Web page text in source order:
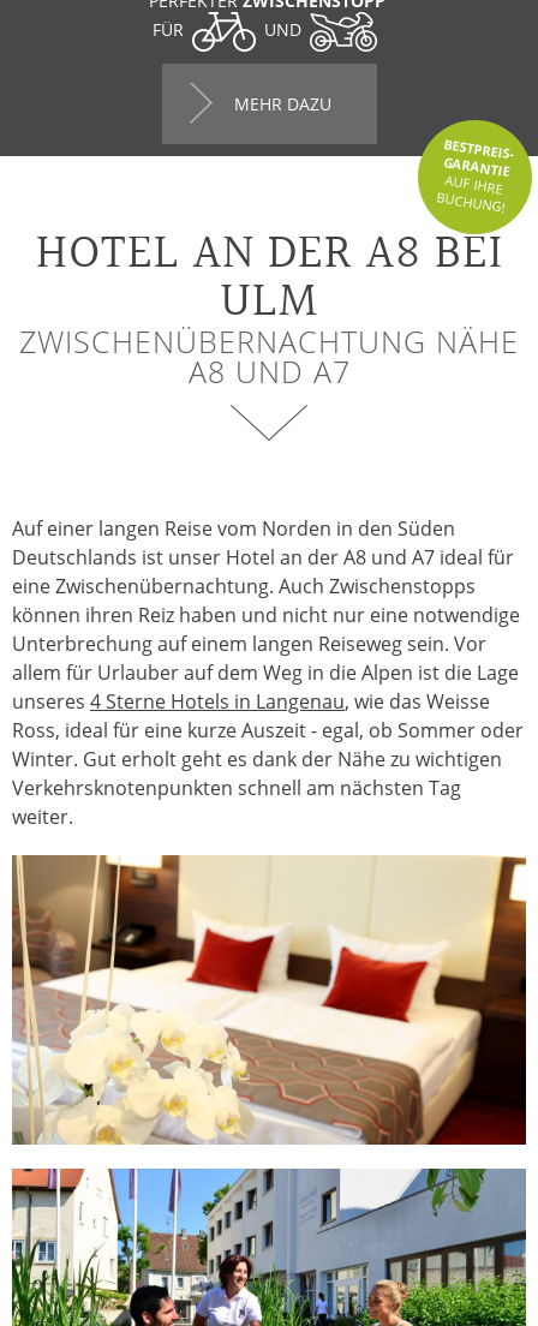
FÜR
UND
MEHR DAZU
BESTPREIS-
GARANTIE
AUF IHRE
BUCHUNG!
HOTEL AN DER A8 BEI
ULM
ZWISCHENÜBERNACHTUNG NÄHE
A8 UND A7
Auf einer langen Reise vom Norden in den Süden
Deutschlands ist unser Hotel an der A8 und A7 ideal für
eine Zwischenübernachtung. Auch Zwischenstopps
können ihren Reiz haben und nicht nur eine notwendige
Unterbrechung auf einem langen Reiseweg sein. Vor
allem für Urlauber auf dem Weg in die Alpen ist die Lage
unseres 4 Sterne Hotels in Langenau, wie das Weisse
Ross, ideal für eine kurze Auszeit - egal, ob Sommer oder
Winter. Gut erholt geht es dank der Nähe zu wichtigen
Verkehrsknotenpunkten schnell am nächsten Tag
weiter.